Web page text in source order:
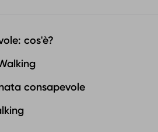
cos'è?
consapevole